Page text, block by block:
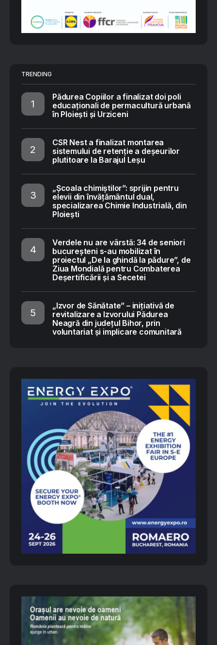
TRENDING
Pădurea Copiilor a finalizat doi poli
educaționali de permacultură urbană
în Ploiești și Urziceni
CSR Nest a finalizat montarea
sistemului de retenție a deșeurilor
plutitoare la Barajul Leșu
„Școala chimiștilor”: sprijin pentru
elevii din învățământul dual,
specializarea Chimie Industrială, din
Ploiești
Verdele nu are vârstă: 34 de seniori
bucureșteni s-au mobilizat în
proiectul „De la ghindă la pădure”, de
Ziua Mondială pentru Combaterea
Deșertificării și a Secetei
„Izvor de Sănătate” – inițiativă de
revitalizare a Izvorului Pădurea
Neagră din județul Bihor, prin
voluntariat și implicare comunitară